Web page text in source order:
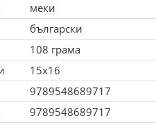
меки
български
108 грама
15x16
9789548689717
9789548689717